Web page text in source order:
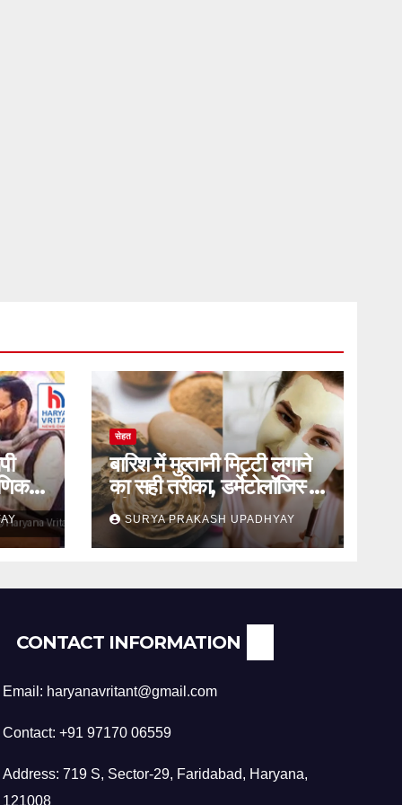
सेहत
बारिश में मुल्तानी मिट्टी लगाने
का सही तरीका, डर्मेटोलॉजिस्ट
की सलाह
SURYA PRAKASH UPADHYAY
CONTACT INFORMATION
Email: haryanavritant@gmail.com
Contact: +91 97170 06559
Address: 719 S, Sector-29, Faridabad, Haryana,
121008